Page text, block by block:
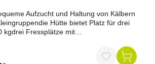
Aufzucht und Haltung von Kälbern
Hütte bietet Platz für drei
kgdrei Fressplätze mit
FrontelementFrontelement kann zwischen
werdennach innen und außen